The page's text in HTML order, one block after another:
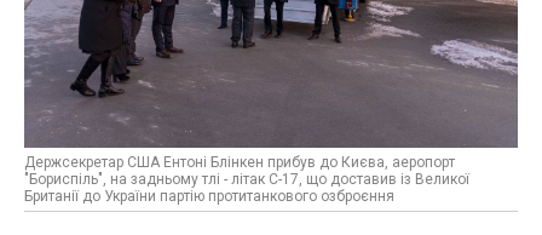
Держсекретар США Ентоні Блінкен прибув до Києва, аеропорт
"Бориспіль", на задньому тлі - літак С-17, що доставив із Великої
Британії до України партію протитанкового озброєння